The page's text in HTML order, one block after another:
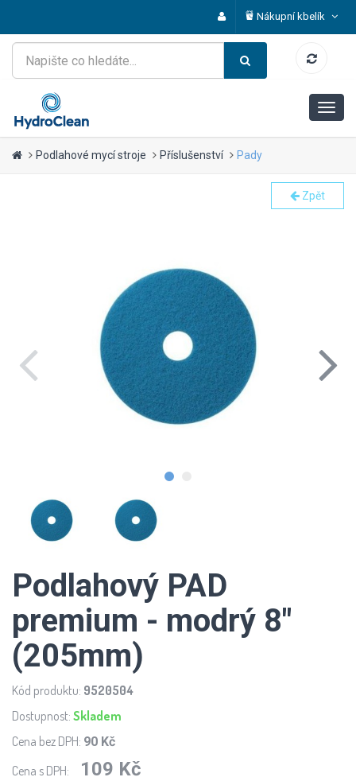
Nákupní kbelík
Podlahové mycí stroje Příslušenství Pady
Zpět
Podlahový PAD
premium - modrý 8"
(205mm)
Kód produktu: 9520504
Dostupnost: Skladem
Cena bez DPH: 90 Kč
Cena s DPH: 109 Kč